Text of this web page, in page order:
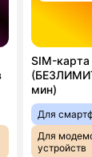
SIM-
мин)
Для
Для
устройств